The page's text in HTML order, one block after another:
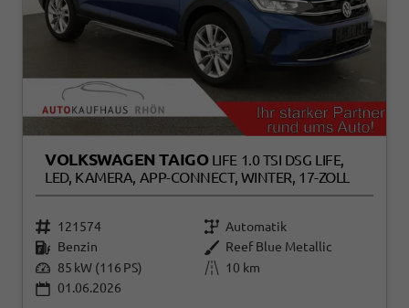
VOLKSWAGEN TAIGO LIFE 1.0 TSI DSG LIFE,
LED, KAMERA, APP-CONNECT, WINTER, 17-ZOLL
121574
Automatik
Benzin
Reef Blue Metallic
85 kW (116 PS)
10 km
01.06.2026